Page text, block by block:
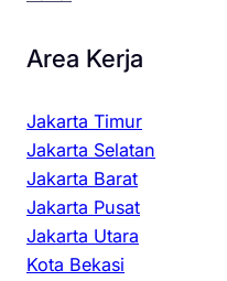
Area Kerja
Jakarta Timur
Jakarta Selatan
Jakarta Barat
Jakarta Pusat
Jakarta Utara
Kota Bekasi